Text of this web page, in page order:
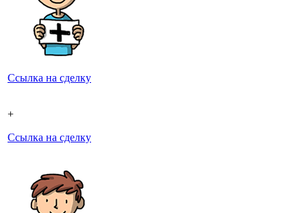
Ссылка на сделку
+
Ссылка на сделку